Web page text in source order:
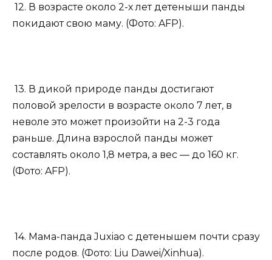
12. В возрасте около 2-х лет детеныши панды
покидают свою маму. (Фото: AFP).
13. В дикой природе панды достигают
половой зрелости в возрасте около 7 лет, в
неволе это может произойти на 2-3 года
раньше. Длина взрослой панды может
составлять около 1,8 метра, а вес — до 160 кг.
(Фото: AFP).
14. Мама-панда Juxiao с детенышем почти сразу
после родов. (Фото: Liu Dawei/Xinhua).